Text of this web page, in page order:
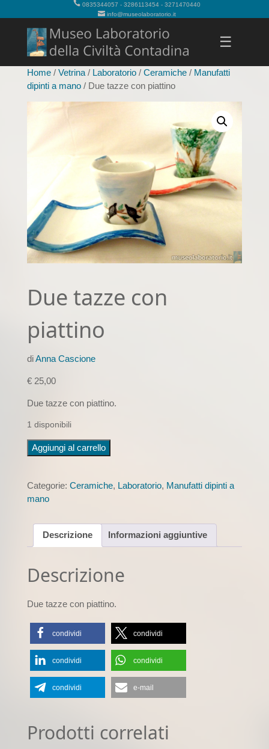
0835344057 - 3286113454 - 3271470440
info@museolaboratorio.it
☰
Home/ Vetrina/ Laboratorio/ Ceramiche/ Manufatti
dipinti a mano/ Due tazze con piattino
Due tazze con
piattino
diAnna Cascione
€25,00
Due tazze con piattino.
1 disponibili
Due
tazze
piattino
quantità
Aggiungi al carrello
Categorie: Ceramiche, Laboratorio, Manufatti dipinti a
mano
Descrizione Informazioni aggiuntive
Descrizione
Due tazze con piattino.
condividi condividi
condividi condividi
condividi e-mail
Prodotti correlati